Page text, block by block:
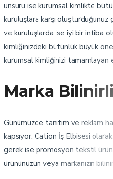
unsuru ise kurumsal kimlikte
kuruluşlara karşı
ve kuruluşlarda ise iyi bir intiba
kimliğinizdeki bütünlük büyük
kurumsal kimliğinizi tamamlayan
Marka
Günümüzde tanıtım ve reklam
kapsıyor. Cation İş Elbisesi
gerek ise promosyon tekstil
ürününüzün veya markanızın